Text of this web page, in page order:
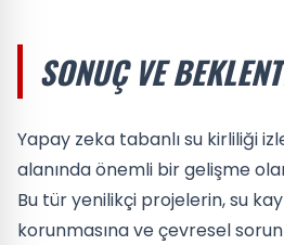
SONUÇ VE
Yapay zeka tabanlı su kirliliği
alanında önemli bir gelişme
Bu tür yenilikçi projelerin, su
korunmasına ve çevresel